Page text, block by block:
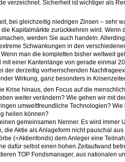
verzeichnet. Sicherheit ist wichtiger als
bei gleichzeitig niedrigen Zinsen – sehr
Kapitalmärkte zurückkehren wird.
werden Sie auch handeln.
Schwankungen in den
man die kompletten bisher weltweit
einer Kantenlänge von gerade einmal
der derzeitig vorherrschenden
Wirkung, ganz besonders in
Krise hinaus, den Focus auf die
weiter verändern? Wie gehen wir mit
umweltfreundliche Technologien?
heilen können?
gemeinsamen Nenner. Es wird immer
die Aktie als Anlageform nicht pauschal
(=Aktienfonds) dem Anleger eine
dafür selbst einen hohen Zeitaufwand
TOP Fondsmanager, aus nationalen